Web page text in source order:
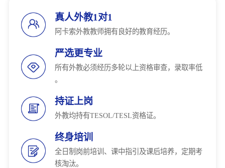
真人外教1对1
阿卡索外教教师拥有良好的教育经历。
严选更专业
所有外教必须经历多轮以上资格审查，录取率低
。
持证上岗
外教均持有TESOL/TESL资格证。
终身培训
全日制岗前培训、课中指引及课后培养，定期考
核淘汰。